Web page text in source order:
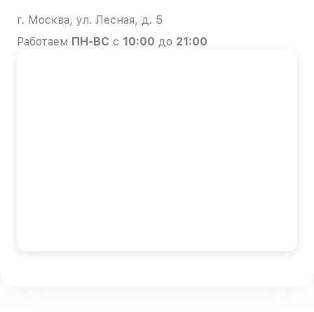
г. Москва, ул. Лесная, д. 5
Работаем ПН-ВС с 10:00 до 21:00